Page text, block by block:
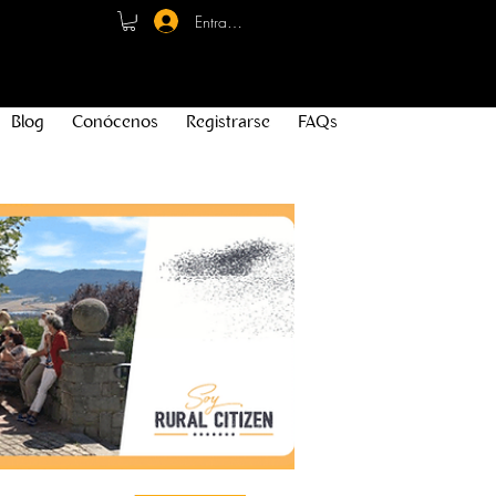
Entrar - Registro
Blog Conócenos Registrarse FAQs